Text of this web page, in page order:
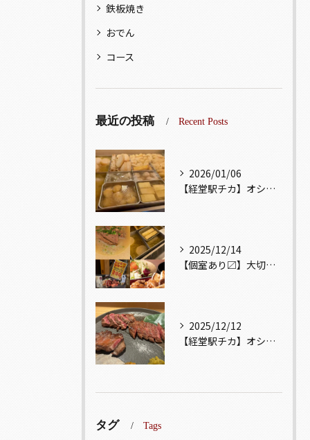
鉄板焼き
おでん
コース
最近の投稿 Recent Posts
2026/01/06
【経堂駅チカ】オシャレ居酒屋🏮出汁が美味しいおでんがオススメ...
2025/12/14
【個室あり〼】大切な記念日、お祝い事でのご来店ぜひお待ちして...
2025/12/12
【経堂駅チカ】オシャレ居酒屋🏮自慢のお肉が楽しめる🐃お得なコ...
タグ Tags